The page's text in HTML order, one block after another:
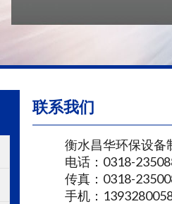
联系我们
衡水昌华环保设备
电话：0318-
传真：0318-
手机：